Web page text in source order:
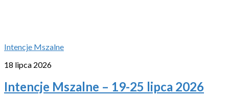
Intencje Mszalne
18 lipca 2026
Intencje Mszalne – 19-25 lipca 2026